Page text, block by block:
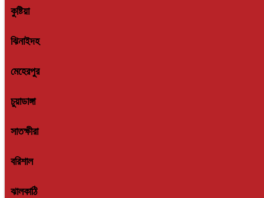
কুষ্টিয়া
ঝিনাইদহ
মেহেরপুর
চুয়াডাঙ্গা
সাতক্ষীরা
বরিশাল
ঝালকাঠি